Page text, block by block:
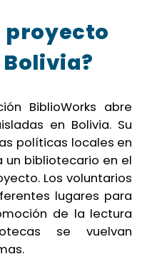
proyecto
BiblioWorks abre
en Bolivia. Su
políticas locales en
bibliotecario en el
Los voluntarios
lugares para
de la lectura
se vuelvan